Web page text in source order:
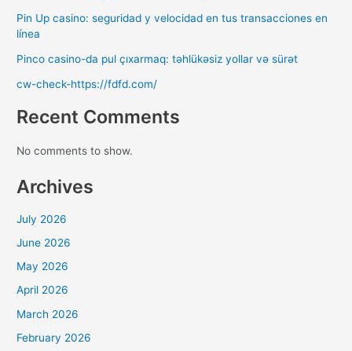
Pin Up casino: seguridad y velocidad en tus transacciones en
línea
Pinco casino-da pul çıxarmaq: təhlükəsiz yollar və sürət
cw-check-https://fdfd.com/
Recent Comments
No comments to show.
Archives
July 2026
June 2026
May 2026
April 2026
March 2026
February 2026